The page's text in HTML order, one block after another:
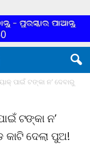
ପାଇଁ ଟଙ୍କା ନ’ ଦେବାରୁ
ଟଙ୍କା ନ’
ଦେଲା ପୁଅ!